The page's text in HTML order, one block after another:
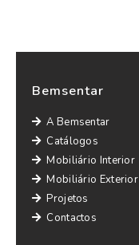
Bemsentar
A Bemsentar
Catálogos
Mobiliário Interior
Mobiliário Exterior
Projetos
Contactos